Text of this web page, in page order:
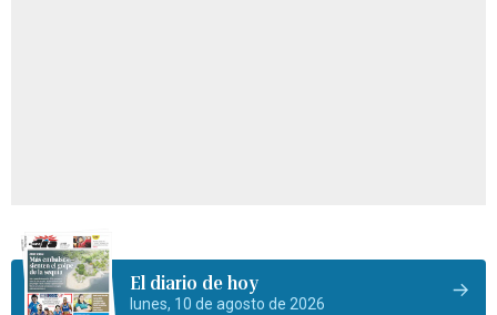
El diario de hoy
lunes, 10 de agosto de 2026